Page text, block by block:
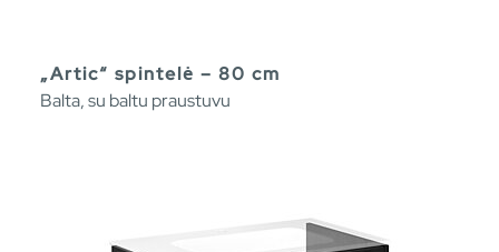
„Artic“ spintelė – 80 cm
Balta, su baltu praustuvu